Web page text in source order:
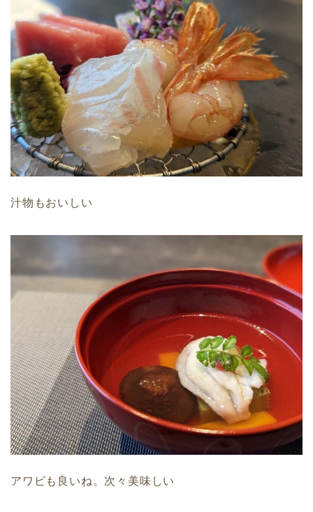
汁物もおいしい
アワビも良いね。次々美味しい